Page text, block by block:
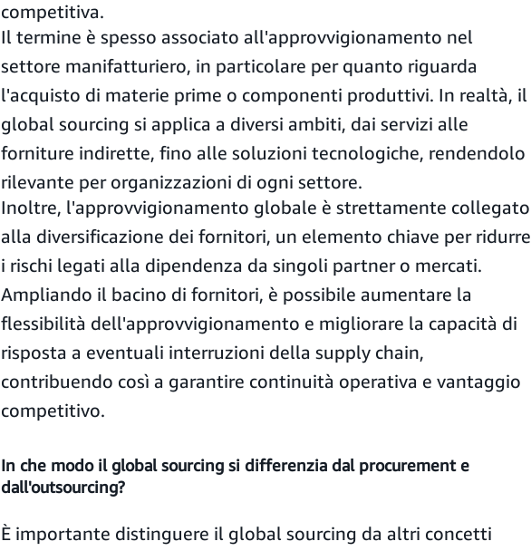
competitiva.
Il termine è spesso associato all'approvvigionamento nel
settore manifatturiero, in particolare per quanto riguarda
l'acquisto di materie prime o componenti produttivi. In realtà, il
global sourcing si applica a diversi ambiti, dai servizi alle
forniture indirette, fino alle soluzioni tecnologiche, rendendolo
rilevante per organizzazioni di ogni settore.
Inoltre, l'approvvigionamento globale è strettamente collegato
alla diversificazione dei fornitori, un elemento chiave per ridurre
i rischi legati alla dipendenza da singoli partner o mercati.
Ampliando il bacino di fornitori, è possibile aumentare la
flessibilità dell'approvvigionamento e migliorare la capacità di
risposta a eventuali interruzioni della supply chain,
contribuendo così a garantire continuità operativa e vantaggio
competitivo.
In che modo il global sourcing si differenzia dal procurement e
dall'outsourcing?
È importante distinguere il global sourcing da altri concetti